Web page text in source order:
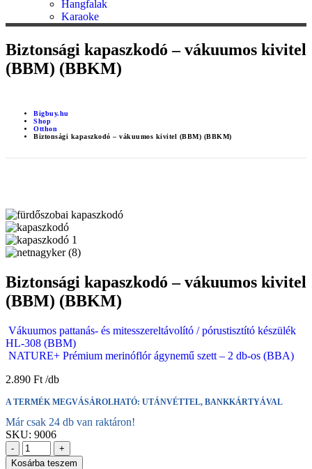
Hangfalak
Karaoke
Biztonsági kapaszkodó – vákuumos kivitel
(BBM) (BBKM)
Bigbuy.hu
Shop
Otthon
Biztonsági kapaszkodó – vákuumos kivitel (BBM) (BBKM)
Biztonsági kapaszkodó – vákuumos kivitel
(BBM) (BBKM)
Vákuumos pattanás- és mitesszereltávolító / pórustisztító készülék
HL-308 (BBM)
NATURE+ Prémium merinóflór ágynemű szett – 2 db-os (BBA)
2.890 Ft
A TERMÉK MEGVÁSÁROLHATÓ: UTÁNVÉTTEL, BANKKÁRTYÁVAL
Már csak 24 db van raktáron!
SKU: 9006
-
+
Kosárba teszem